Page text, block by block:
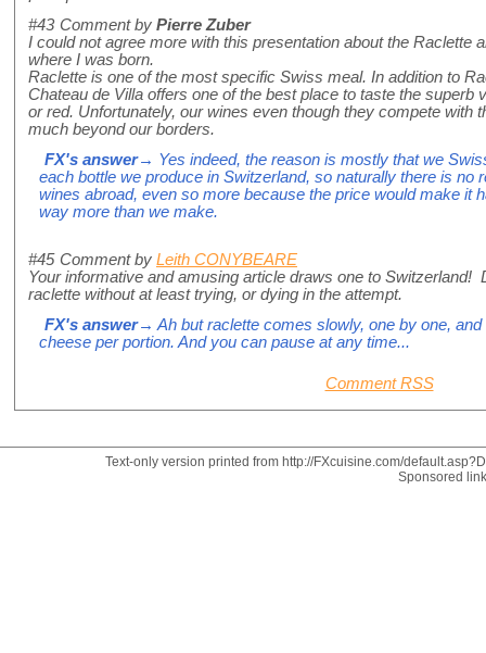
#43 Comment by Pierre Zuber
I could not agree more with this presentation about the Raclette
where I was born.
Raclette is one of the most specific Swiss meal. In addition to
Chateau de Villa offers one of the best place to taste the superb
or red. Unfortunately, our wines even though they compete with
much beyond our borders.
FX's answer→ Yes indeed, the reason is mostly that we
each bottle we produce in Switzerland, so naturally there is no
wines abroad, even so more because the price would make it
way more than we make.
#45 Comment by Leith CONYBEARE
Your informative and amusing article draws one to Switzerland!
raclette without at least trying, or dying in the attempt.
FX's answer→ Ah but raclette comes slowly, one by one,
cheese per portion. And you can pause at any time...
Comment RSS
Text-only version printed from http://FXcuisine.com/
Sponsored